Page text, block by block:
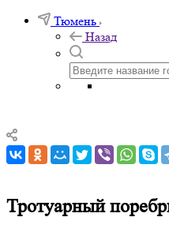
Тюмень
Назад
Тротуарный